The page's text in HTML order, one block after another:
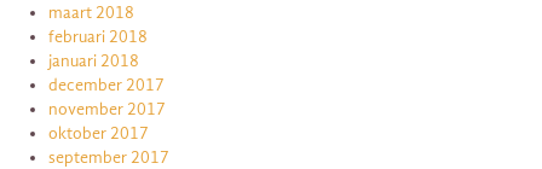
maart 2018
februari 2018
januari 2018
december 2017
november 2017
oktober 2017
september 2017